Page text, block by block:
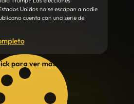
Unidos no se escapan a nadie
cuenta con una serie de
para ver más